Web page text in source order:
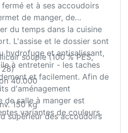
et à ses accoudoirs
de manger, de
du temps dans la cuisine
L'assise et le dossier sont
hydrofuge et antisalissant,
à entretenir - les taches
et facilement. Afin de
d'aménagement
de salle à manger est
variantes de couleurs.
souple (100 % PES,
28)
40.000
150 kg
supérieur des accoudoirs